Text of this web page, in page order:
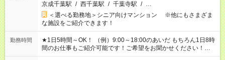
京成千葉駅 / 西千葉駅 / 千葉寺駅 / …
＜選べる勤務地＞シニア向けマンション ※他にもさまざま
な施設をご紹介できます！
勤務時間
★1日5時間～OK！ （例）9:00～18:00のあいだ もちろん1日8時
間のお仕事もご紹介可能です！ご希望をお聞かせください！★家
庭の都合でお休みが必要な場合も遠慮なくご相談ください。 ※